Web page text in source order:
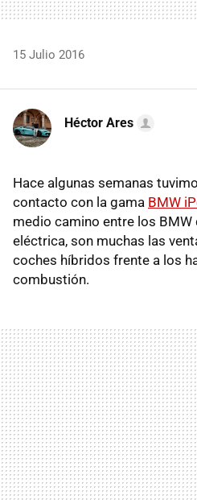
15 Julio 2016
Héctor Ares
Hace algunas semanas
contacto con la gama BMW
medio camino entre los BMW
eléctrica, son muchas las
coches híbridos frente a los
combustión.